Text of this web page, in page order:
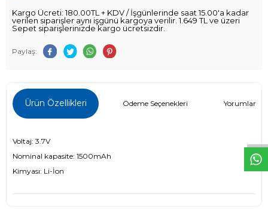
W
h
t
s
a
p
p
D
e
s
e
H
a
t
t
Kargo Ücreti: 180.00TL + KDV / İşgünlerinde saat 15.00'a kadar
verilen siparişler aynı işgünü kargoya verilir. 1.649 TL ve üzeri
Sepet siparişlerinizde kargo ücretsizdir.
Paylaş:
Ürün Özellikleri Ödeme Seçenekleri Yorumlar (0)
Voltaj: 3.7V
Nominal kapasite: 1500mAh
Kimyası: Li-İon